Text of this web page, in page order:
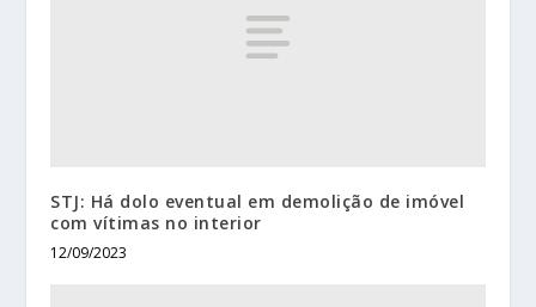
STJ: Há dolo eventual em demolição de imóvel
com vítimas no interior
12/09/2023